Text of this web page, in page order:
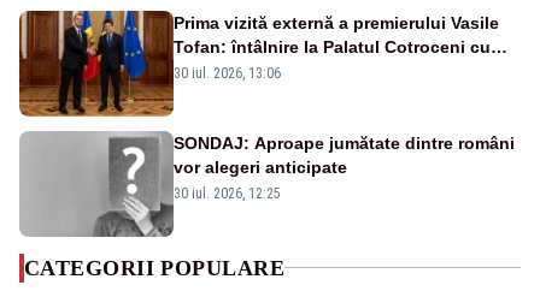
Prima vizită externă a premierului Vasile
Tofan: întâlnire la Palatul Cotroceni cu
președintele Nicușor Dan
30 iul. 2026, 13:06
SONDAJ: Aproape jumătate dintre români
vor alegeri anticipate
30 iul. 2026, 12:25
CATEGORII POPULARE